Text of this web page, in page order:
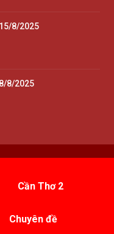
8/2025
8/2025
Cần Thơ 2
Chuyên đề